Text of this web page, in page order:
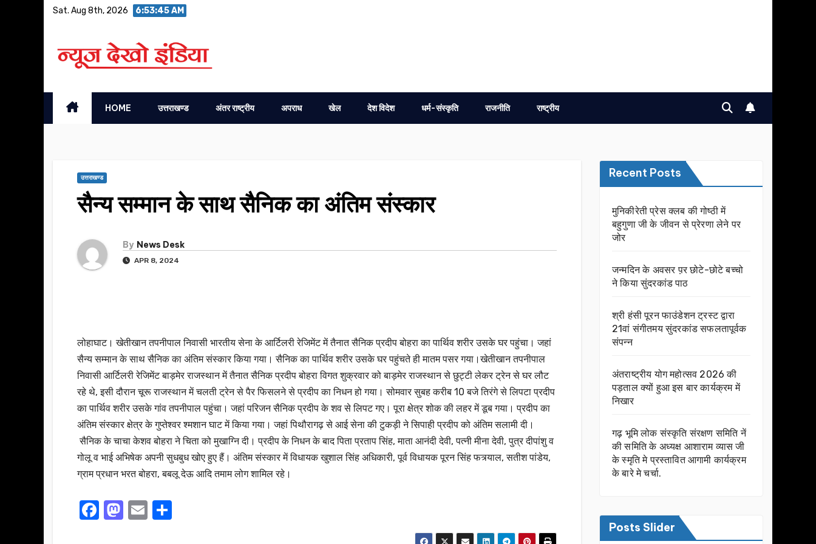
Sat. Aug 8th, 2026 6:53:46 AM
HOME उत्तराखण्ड अंतर राष्ट्रीय अपराध खेल देश विदेश धर्म-संस्कृति राजनीति राष्ट्रीय
उत्तराखण्ड
सैन्य सम्मान के साथ सैनिक का अंतिम संस्कार
By News Desk
APR 8, 2024
लोहाघाट। खेतीखान तपनीपाल निवासी भारतीय सेना के आर्टिलरी रेजिमेंट में तैनात सैनिक प्रदीप बोहरा का पार्थिव शरीर उसके घर पहुंचा। जहां
सैन्य सम्मान के साथ सैनिक का अंतिम संस्कार किया गया। सैनिक का पार्थिव शरीर उसके घर पहुंचते ही मातम पसर गया।खेतीखान तपनीपाल
निवासी आर्टिलरी रेजिमेंट बाड़मेर राजस्थान में तैनात सैनिक प्रदीप बोहरा विगत शुक्रवार को बाड़मेर राजस्थान से छुट्टी लेकर ट्रेन से घर लौट
रहे थे, इसी दौरान चूरू राजस्थान में चलती ट्रेन से पैर फिसलने से प्रदीप का निधन हो गया। सोमवार सुबह करीब 10 बजे तिरंगे से लिपटा प्रदीप
का पार्थिव शरीर उसके गांव तपनीपाल पहुंचा। जहां परिजन सैनिक प्रदीप के शव से लिपट गए। पूरा क्षेत्र शोक की लहर में डूब गया। प्रदीप का
अंतिम संस्कार क्षेत्र के गुप्तेश्वर श्मशान घाट में किया गया। जहां पिथौरागढ़ से आई सेना की टुकड़ी ने सिपाही प्रदीप को अंतिम सलामी दी।
सैनिक के चाचा केशव बोहरा ने चिता को मुखाग्नि दी। प्रदीप के निधन के बाद पिता प्रताप सिंह, माता आनंदी देवी, पत्नी मीना देवी, पुत्र दीपांशु व
गोलू व भाई अभिषेक अपनी सुधबुध खोए हुए हैं। अंतिम संस्कार में विधायक खुशाल सिंह अधिकारी, पूर्व विधायक पूरन सिंह फत्र्याल, सतीश पांडेय,
ग्राम प्रधान भरत बोहरा, बबलू देऊ आदि तमाम लोग शामिल रहे।
F
M E
Recent Posts
मुनिकीरेती प्रेस क्लब की गोष्ठी में
बहुगुणा जी के जीवन से प्रेरणा लेने पर
जोर
जन्मदिन के अवसर प़र छोटे-छोटे बच्चो
ने किया सुंदरकांड पाठ
श्री हंसी पूरन फाउंडेशन ट्रस्ट द्वारा
21वां संगीतमय सुंदरकांड सफलतापूर्वक
संपन्न
अंतराष्ट्रीय योग महोत्सव 2026 की
पड़ताल क्यों हुआ इस बार कार्यक्रम में
निखार
गढ़ भूमि लोक संस्कृति संरक्षण समिति नें
की समिति के अध्यक्ष आशाराम व्यास जी
के स्मृति मे प्रस्तावित आगामी कार्यक्रम
के बारे मे चर्चा.
Posts Slider